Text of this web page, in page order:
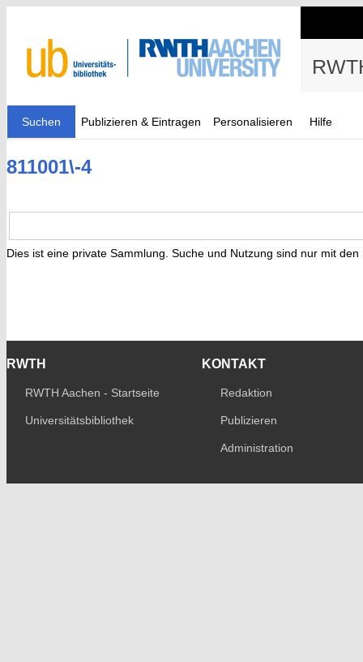
Suchen Publizieren & Eintragen Personalisieren Hilfe
811001\-4
Dies ist eine private Sammlung. Suche und Nutzung sind nur mit
RWTH
RWTH Aachen - Startseite
Universitätsbibliothek
KONTAKT
Redaktion
Publizieren
Administration